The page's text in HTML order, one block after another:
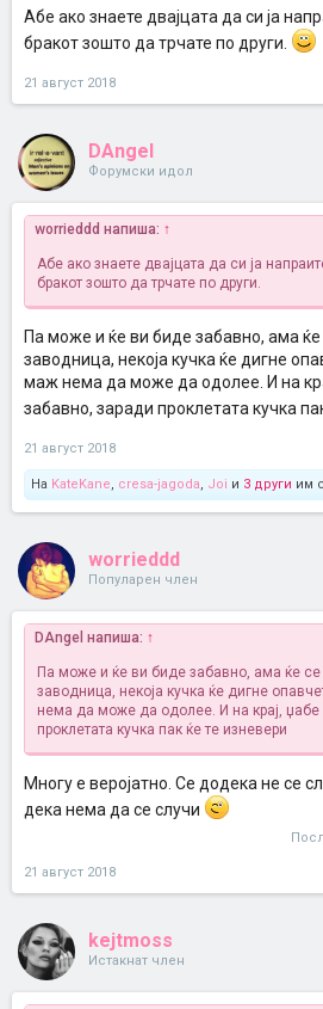
Абе ако знаете двајцата да си ја
бракот зошто да трчате по други.
21 август 2018
DAngel
Форумски идол
worrieddd напиша: ↑
Абе ако знаете двајцата да си ја
бракот зошто да трчате по други.
Па може и ќе ви биде забавно, ама ќе
заводница, некоја кучка ќе дигне
маж нема да може да одолее. И на
забавно, заради проклетата кучка
21 август 2018
На KateKane, cresa-jagoda, Joi и 3 други им
worrieddd
Популарен член
DAngel напиша: ↑
Па може и ќе ви биде забавно, ама ќе се
заводница, некоја кучка ќе дигне
нема да може да одолее. И на крај, џабе
проклетата кучка пак ќе те изневери
Многу е веројатно. Се додека не се
дека нема да се случи
21 август 2018
kejtmoss
Истакнат член